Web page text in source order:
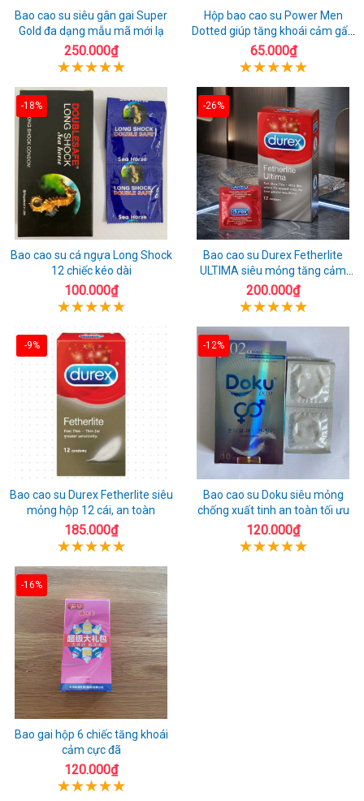
Bao cao su siêu gân gai Super
Gold đa dạng mẫu mã mới lạ
250.000₫
Hộp bao cao su Power Men
Dotted giúp tăng khoái cảm gấp
đôi
65.000₫
-18%
Bao cao su cá ngựa Long Shock
12 chiếc kéo dài
100.000₫
-26%
Bao cao su Durex Fetherlite
ULTIMA siêu mỏng tăng cảm
giác
200.000₫
-9%
Bao cao su Durex Fetherlite siêu
mỏng hộp 12 cái, an toàn
185.000₫
-12%
Bao cao su Doku siêu mỏng
chống xuất tinh an toàn tối ưu
120.000₫
-16%
Bao gai hộp 6 chiếc tăng khoái
cảm cực đã
120.000₫